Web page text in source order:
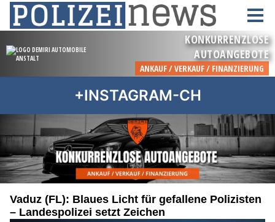
+INSTAGRAM-CH
Vaduz (FL): Blaues Licht für gefallene Polizisten
– Landespolizei setzt Zeichen